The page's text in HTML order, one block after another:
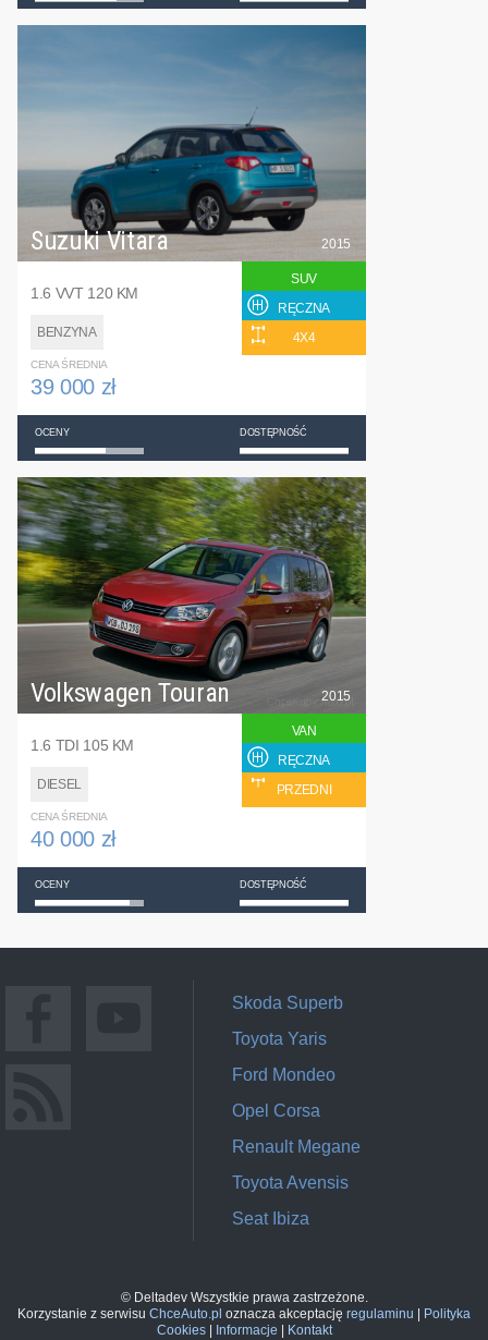
Suzuki Vitara
1.6 VVT 120 KM
BENZYNA
2015
SUV
RĘCZNA
4X4
CENA ŚREDNIA
39 000 zł
OCENY DOSTĘPNOŚĆ
Volkswagen Touran
1.6 TDI 105 KM
DIESEL
2015
VAN
RĘCZNA
PRZEDNI
CENA ŚREDNIA
40 000 zł
OCENY DOSTĘPNOŚĆ
Skoda Superb
Toyota Yaris
Ford Mondeo
Opel Corsa
Renault Megane
Toyota Avensis
Seat Ibiza
© Deltadev Wszystkie prawa zastrzeżone.
Korzystanie z serwisu ChceAuto.pl oznacza akceptację regulaminu
Polityka
Cookies| Informacje Kontakt